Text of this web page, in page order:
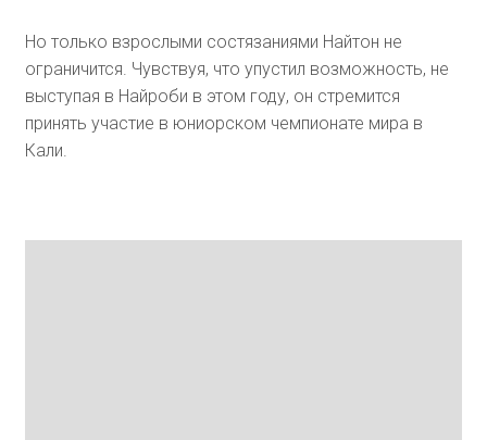
Но только взрослыми состязаниями Найтон не
ограничится. Чувствуя, что упустил возможность, не
выступая в Найроби в этом году, он стремится
принять участие в юниорском чемпионате мира в
Кали.